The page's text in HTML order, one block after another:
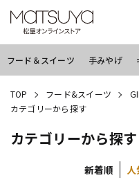
フード＆スイーツ 手みやげ
TOP フード&スイーツ
カテゴリーから探す
カテゴリーから探す
新着順